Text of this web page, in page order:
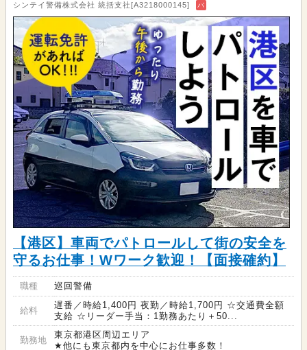
シンテイ警備株式会社 統括支社[A3218000145] バ
【港区】車両でパトロールして街の安全を
守るお仕事！Wワーク歓迎！【面接確約】
職種 巡回警備
給料
遅番／時給1,400円 夜勤／時給1,700円 ☆交通費全額
支給 ☆リーダー手当：1勤務あたり＋50...
勤務地
東京都港区周辺エリア
★他にも東京都内を中心にお仕事多数！